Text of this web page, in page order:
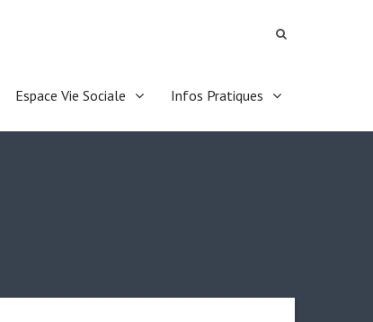
Espace Vie Sociale Infos Pratiques